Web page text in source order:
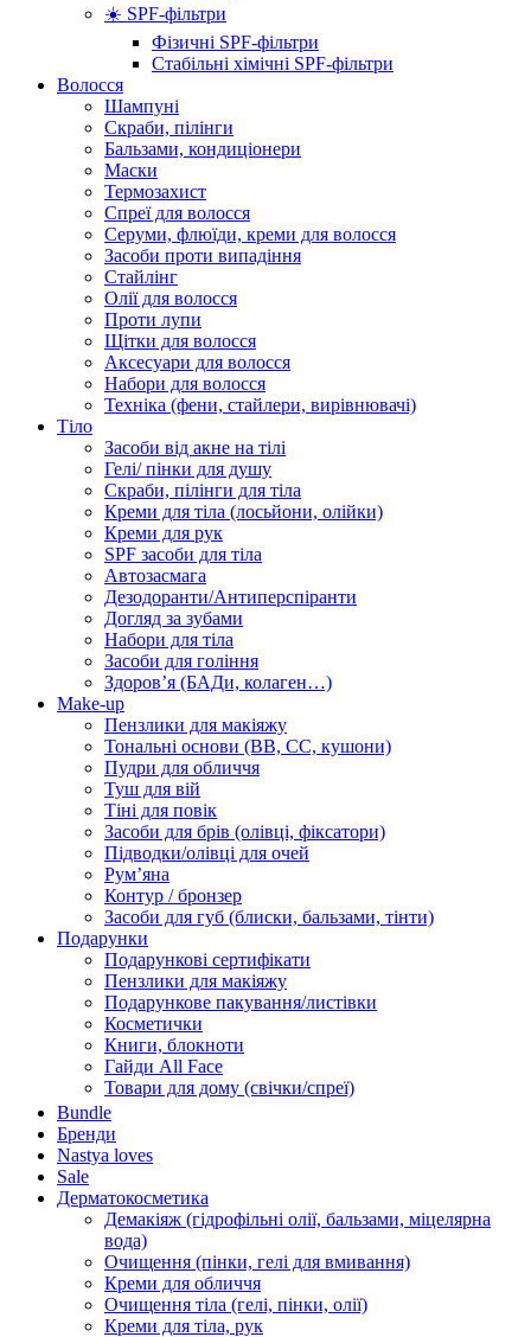
☀️ SPF-фільтри
Фізичні SPF-фільтри
Стабільні хімічні SPF-фільтри
Волосся
Шампуні
Скраби, пілінги
Бальзами, кондиціонери
Маски
Термозахист
Спреї для волосся
Серуми, флюїди, креми для волосся
Засоби проти випадіння
Стайлінг
Олії для волосся
Проти лупи
Щітки для волосся
Аксесуари для волосся
Набори для волосся
Техніка (фени, стайлери, вирівнювачі)
Тіло
Засоби від акне на тілі
Гелі/ пінки для душу
Скраби, пілінги для тіла
Креми для тіла (лосьйони, олійки)
Креми для рук
SPF засоби для тіла
Автозасмага
Дезодоранти/Антиперспіранти
Догляд за зубами
Набори для тіла
Засоби для гоління
Здоровʼя (БАДи, колаген…)
Make-up
Пензлики для макіяжу
Тональні основи (BB, CC, кушони)
Пудри для обличчя
Туш для вій
Тіні для повік
Засоби для брів (олівці, фіксатори)
Підводки/олівці для очей
Румʼяна
Контур / бронзер
Засоби для губ (блиски, бальзами, тінти)
Подарунки
Подарункові сертифікати
Пензлики для макіяжу
Подарункове пакування/листівки
Косметички
Книги, блокноти
Гайди All Face
Товари для дому (свічки/спреї)
Bundle
Бренди
Nastya loves
Sale
Дерматокосметика
Демакіяж (гідрофільні олії, бальзами, міцелярна
вода)
Очищення (пінки, гелі для вмивання)
Креми для обличчя
Очищення тіла (гелі, пінки, олії)
Креми для тіла, рук